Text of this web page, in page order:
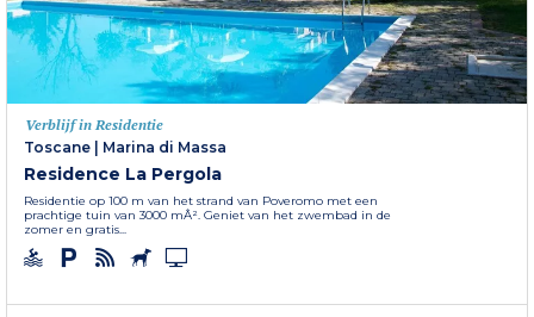
Verblijf in Residentie
Toscane
Marina di Massa
Residence La Pergola
Residentie op 100 m van het strand van Poveromo met een
prachtige tuin van 3000 mÂ². Geniet van het zwembad in de
zomer en gratis...